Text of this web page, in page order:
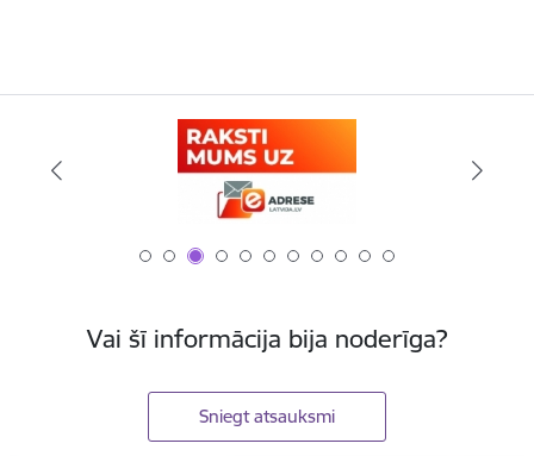
Vai šī informācija bija noderīga?
Sniegt atsauksmi